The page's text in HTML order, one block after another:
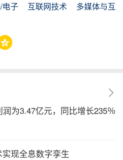
电子 互联网技术
多媒体与互
为3.47亿元，同比增长235％
现全息数字孪生